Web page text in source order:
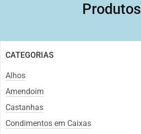
Produtos
CATEGORIAS
Alhos
Amendoim
Castanhas
Condimentos em Caixas